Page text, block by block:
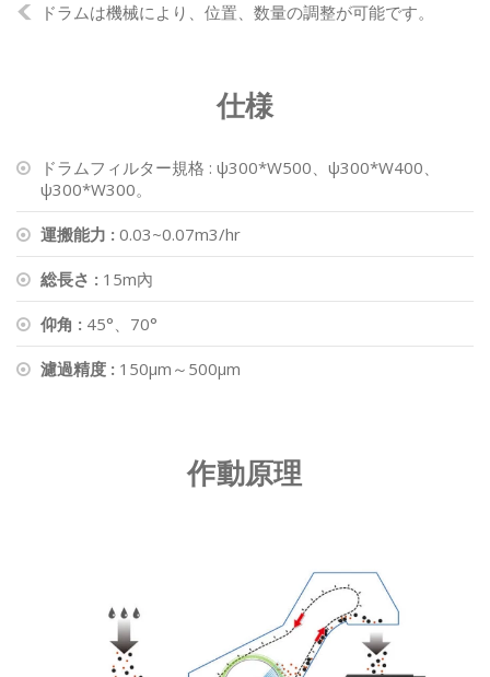
ドラムは機械により、位置、数量の調整が可能です。
仕様
ドラムフィルター規格 : ψ300*W500、ψ300*W400、
ψ300*W300。
運搬能力 : 0.03~0.07m3/hr
総長さ : 15m內
仰角 : 45°、70°
濾過精度 : 150μm～500μm
作動原理